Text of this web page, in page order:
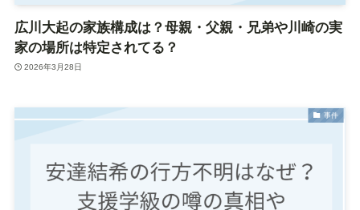
広川大起の家族構成は？母親・父親・兄弟や川崎の実
家の場所は特定されてる？
2026年3月28日
事件